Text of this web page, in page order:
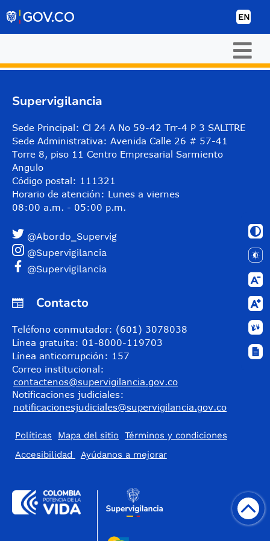
EN
Supervigilancia
Sede Principal: Cl 24 A No 59-42 Trr-4 P 3 SALITRE
Sede Administrativa: Avenida Calle 26 # 57-41
Torre 8, piso 11 Centro Empresarial Sarmiento
Angulo
Código postal: 111321
Horario de atención: Lunes a viernes
08:00 a.m. - 05:00 p.m.
@Abordo_Supervig
@Supervigilancia
@Supervigilancia
Contacto
Teléfono conmutador: (601) 3078038
Línea gratuita: 01-8000-119703
Línea anticorrupción: 157
Correo institucional:
contactenos@supervigilancia.gov.co
Notificaciones judiciales:
notificacionesjudiciales@supervigilancia.gov.co
Políticas Mapa del sitio
Términos y condiciones
Accesibilidad
​Ayúdanos a mejorar